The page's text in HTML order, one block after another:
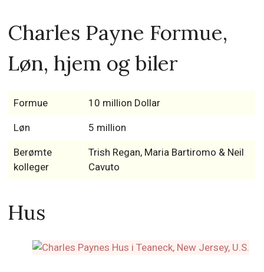
Charles Payne Formue,
Løn, hjem og biler
Formue 10 million Dollar
Løn 5 million
Berømte
kolleger
Trish Regan, Maria Bartiromo & Neil
Cavuto
Hus